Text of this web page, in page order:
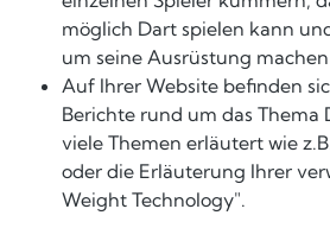
möglich Dart spielen kann
um seine Ausrüstung machen
Auf Ihrer Website befinden
Berichte rund um das Thema
viele Themen erläutert wie
oder die Erläuterung Ihrer
Weight Technology".